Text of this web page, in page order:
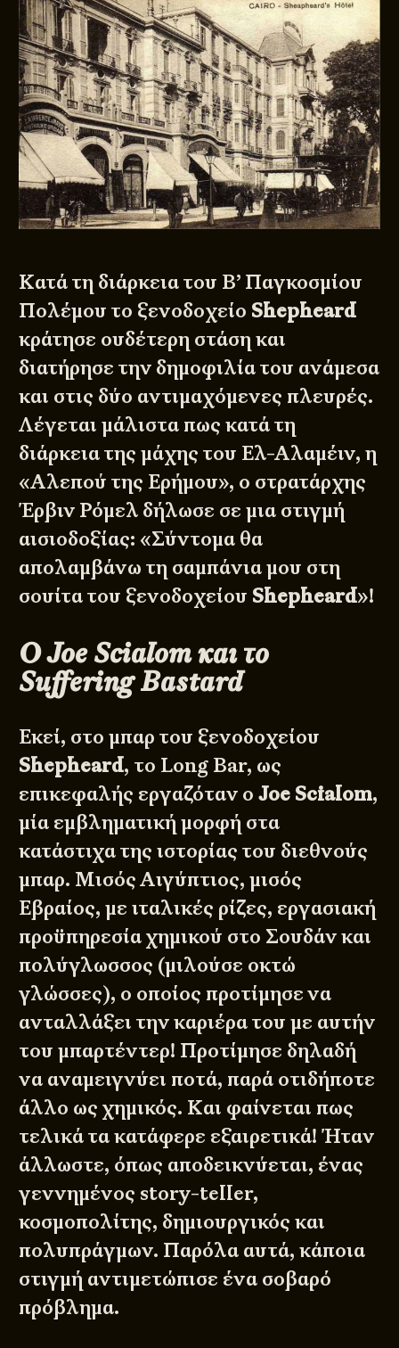
Κατά τη διάρκεια του Β’ Παγκοσμίου
Πολέμου το ξενοδοχείο Shepheard
κράτησε ουδέτερη στάση και
διατήρησε την δημοφιλία του ανάμεσα
και στις δύο αντιμαχόμενες πλευρές.
Λέγεται μάλιστα πως κατά τη
διάρκεια της μάχης του Ελ-Αλαμέιν, η
«Αλεπού της Ερήμου», ο στρατάρχης
Έρβιν Ρόμελ δήλωσε σε μια στιγμή
αισιοδοξίας: «Σύντομα θα
απολαμβάνω τη σαμπάνια μου στη
σουίτα του ξενοδοχείου Shepheard»!
Ο Joe Scialom και το
Suffering Bastard
Εκεί, στο μπαρ του ξενοδοχείου
Shepheard, το Long Bar, ως
επικεφαλής εργαζόταν οJoe Scialom,
μία εμβληματική μορφή στα
κατάστιχα της ιστορίας του διεθνούς
μπαρ. Μισός Αιγύπτιος, μισός
Εβραίος, με ιταλικές ρίζες, εργασιακή
προϋπηρεσία χημικού στο Σουδάν και
πολύγλωσσος (μιλούσε οκτώ
γλώσσες), ο οποίος προτίμησε να
ανταλλάξει την καριέρα του με αυτήν
του μπαρτέντερ! Προτίμησε δηλαδή
να αναμειγνύει ποτά, παρά οτιδήποτε
άλλο ως χημικός. Και φαίνεται πως
τελικά τα κατάφερε εξαιρετικά! Ήταν
άλλωστε, όπως αποδεικνύεται, ένας
γεννημένος story-teller,
κοσμοπολίτης, δημιουργικός και
πολυπράγμων. Παρόλα αυτά, κάποια
στιγμή αντιμετώπισε ένα σοβαρό
πρόβλημα.